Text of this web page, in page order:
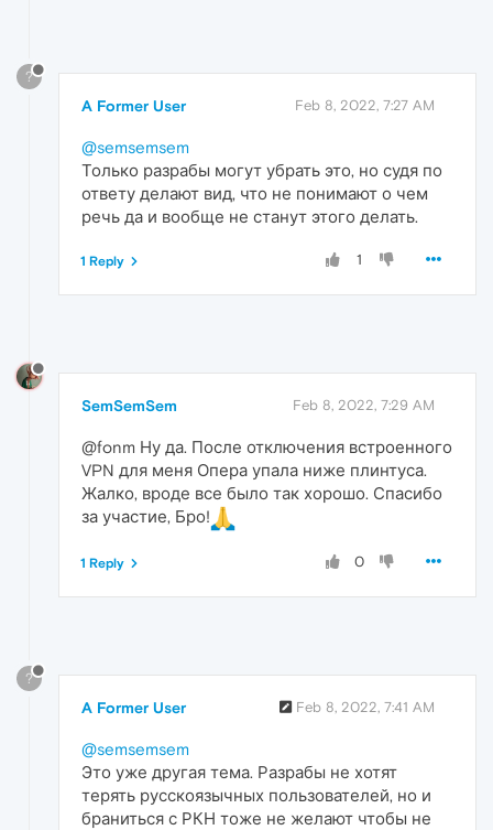
?
A Former User Feb 8, 2022, 7:27 AM
@semsemsem
Только разрабы могут убрать это, но судя по
ответу делают вид, что не понимают о чем
речь да и вообще не станут этого делать.
1
1 Reply
SemSemSem Feb 8, 2022, 7:29 AM
@fonm Ну да. После отключения встроенного
VPN для меня Опера упала ниже плинтуса.
Жалко, вроде все было так хорошо. Спасибо
за участие, Бро!
0
1 Reply
?
A Former User Feb 8, 2022, 7:41 AM
@semsemsem
Это уже другая тема. Разрабы не хотят
терять русскоязычных пользователей, но и
браниться с РКН тоже не желают чтобы не